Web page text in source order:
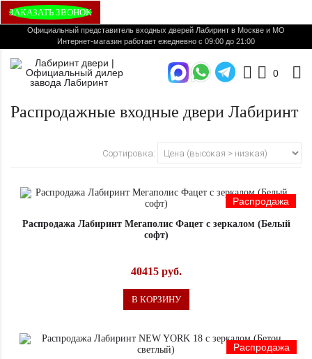
ЗАКАЗАТЬ ЗВОНОК
Официальный представитель входных дверей Лабиринт в Москве и МО
Интернет-магазин работает ежедневно с 09:00 до 21:00
0
Распродажные входные двери Лабиринт
Сортировка:
Распродажа
Распродажа Лабиринт Мегаполис Фацет с зеркалом (Белый
софт)
40415 руб.
В КОРЗИНУ
Распродажа